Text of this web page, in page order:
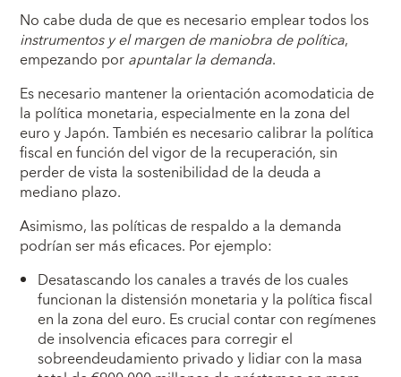
No cabe duda de que es necesario emplear todos los
instrumentos y el margen de maniobra de política,
empezando porapuntalar la demanda.
Es necesario mantener la orientación acomodaticia de
la política monetaria, especialmente en la zona del
euro y Japón. También es necesario calibrar la política
fiscal en función del vigor de la recuperación, sin
perder de vista la sostenibilidad de la deuda a
mediano plazo.
Asimismo, las políticas de respaldo a la demanda
podrían ser más eficaces. Por ejemplo:
Desatascando los canales a través de los cuales
funcionan la distensión monetaria y la política fiscal
en la zona del euro. Es crucial contar con regímenes
de insolvencia eficaces para corregir el
sobreendeudamiento privado y lidiar con la masa